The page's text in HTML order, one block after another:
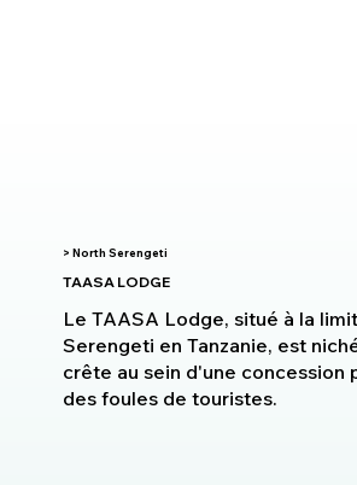
> North Serengeti
TAASA LODGE
Le TAASA Lodge, situé à la
Serengeti en Tanzanie, est
crête au sein d'une concession
des foules de touristes.